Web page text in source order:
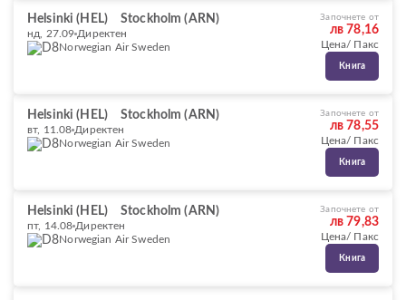
Helsinki (HEL) Stockholm (ARN)
нд, 27.09 Директен
Norwegian Air Sweden
Започнете от
лв 78,16
Цена/ Пакс
Книга
Helsinki (HEL) Stockholm (ARN)
вт, 11.08 Директен
Norwegian Air Sweden
Започнете от
лв 78,55
Цена/ Пакс
Книга
Helsinki (HEL) Stockholm (ARN)
пт, 14.08 Директен
Norwegian Air Sweden
Започнете от
лв 79,83
Цена/ Пакс
Книга